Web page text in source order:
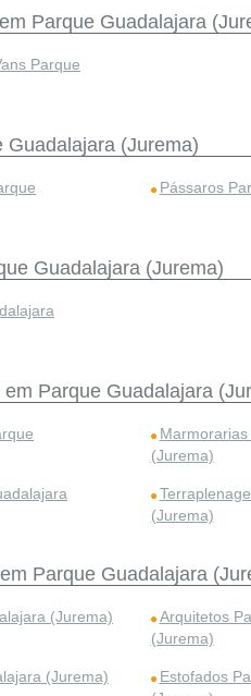
Parque Guadalajara
Parque
Guadalajara (Jurema)
Pássaros
Guadalajara (Jurema)
Parque Guadalajara
(Jurema)
(Jurema)
Parque Guadalajara
(Jurema)
Arquitetos
(Jurema)
(Jurema)
Estofados